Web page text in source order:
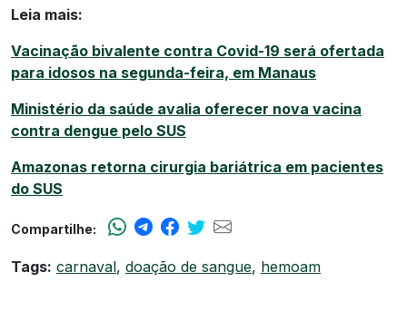
Leia mais:
Vacinação bivalente contra Covid-19 será ofertada
para idosos na segunda-feira, em Manaus
Ministério da saúde avalia oferecer nova vacina
contra dengue pelo SUS
Amazonas retorna cirurgia bariátrica em pacientes
do SUS
Compartilhe:
Tags: carnaval, doação de sangue, hemoam